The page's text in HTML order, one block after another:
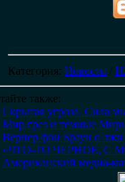
Категория: Новости /
также:
Скрытая угроза. Сила
Мир грез и темные
Вернер фон Браун о лжи
«ЧТО-ТО ЧЕРНОЕ, С
Американский медиа-